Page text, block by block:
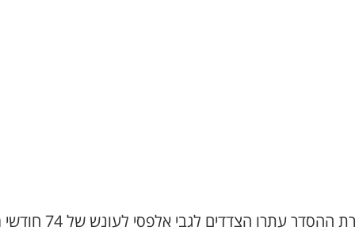
במסגרת ההסדר עתרו הצדדים